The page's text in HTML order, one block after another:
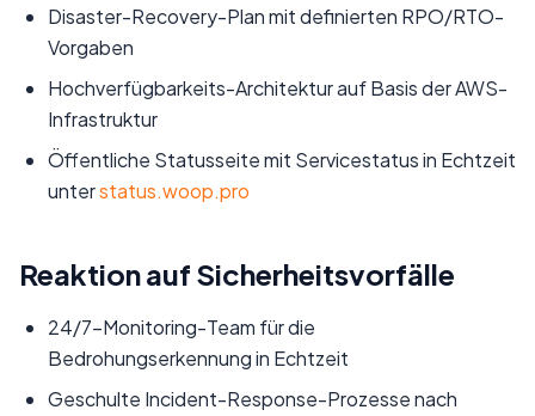
Disaster-Recovery-Plan mit definierten RPO/RTO-
Vorgaben
Hochverfügbarkeits-Architektur auf Basis der AWS-
Infrastruktur
Öffentliche Statusseite mit Servicestatus in Echtzeit
unterstatus.woop.pro
Reaktion auf Sicherheitsvorfälle
24/7-Monitoring-Team für die
Bedrohungserkennung in Echtzeit
Geschulte Incident-Response-Prozesse nach